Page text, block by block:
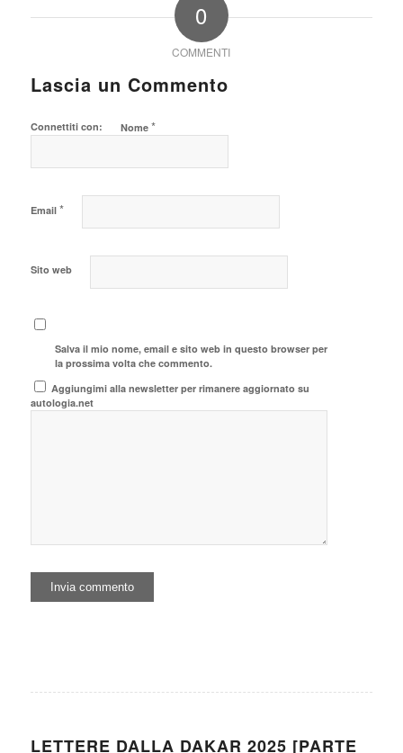
0
COMMENTI
Lascia un Commento
Connettiti con: Nome *
Email *
Sito web
Salva il mio nome, email e sito web in questo browser per
la prossima volta che commento.
Aggiungimi alla newsletter per rimanere aggiornato su
autologia.net
LETTERE DALLA DAKAR 2025 [PARTE